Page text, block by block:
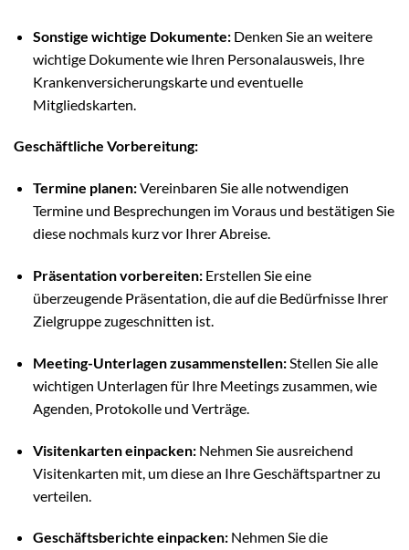
Sonstige wichtige Dokumente:Denken Sie an weitere
wichtige Dokumente wie Ihren Personalausweis, Ihre
Krankenversicherungskarte und eventuelle
Mitgliedskarten.
Geschäftliche Vorbereitung:
Termine planen:Vereinbaren Sie alle notwendigen
Termine und Besprechungen im Voraus und bestätigen Sie
diese nochmals kurz vor Ihrer Abreise.
Präsentation vorbereiten:Erstellen Sie eine
überzeugende Präsentation, die auf die Bedürfnisse Ihrer
Zielgruppe zugeschnitten ist.
Meeting-Unterlagen zusammenstellen:Stellen Sie alle
wichtigen Unterlagen für Ihre Meetings zusammen, wie
Agenden, Protokolle und Verträge.
Visitenkarten einpacken:Nehmen Sie ausreichend
Visitenkarten mit, um diese an Ihre Geschäftspartner zu
verteilen.
Geschäftsberichte einpacken:Nehmen Sie die